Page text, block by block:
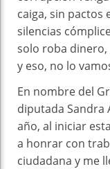
caiga, sin pactos
silencias
solo roba
y eso, no lo
En nombre del
diputada Sandra
año, al iniciar
a honrar con
ciudadana y me